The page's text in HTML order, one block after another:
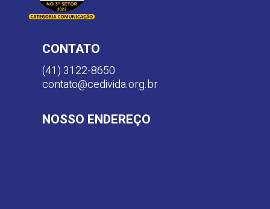
CONTATO
(41) 3122-8650
contato@cedivida.org.br
NOSSO ENDEREÇO